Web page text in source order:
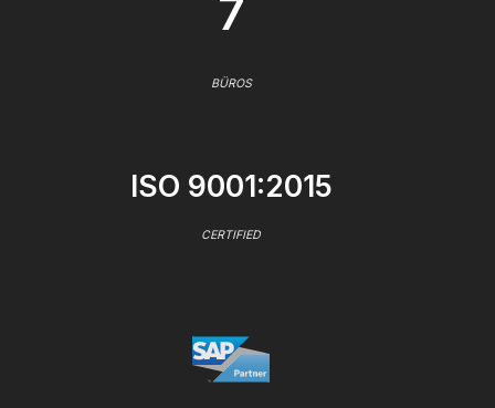
7
BÜROS
ISO 9001:2015
CERTIFIED